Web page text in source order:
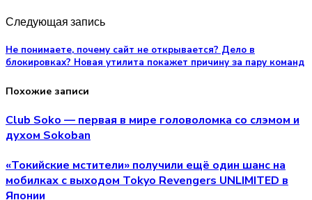
Следующая запись
Не понимаете, почему сайт не открывается? Дело в
блокировках? Новая утилита покажет причину за пару команд
Похожие записи
Club Soko — первая в мире головоломка со слэмом и
духом Sokoban
«Токийские мстители» получили ещё один шанс на
мобилках с выходом Tokyo Revengers UNLIMITED в
Японии